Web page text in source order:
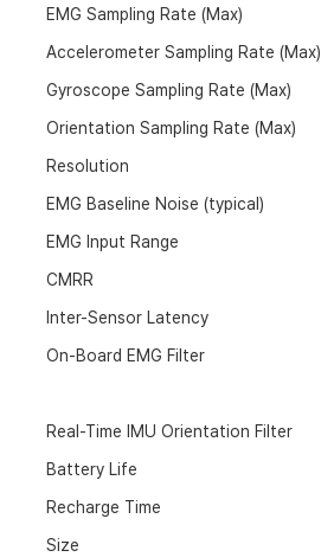
EMG Sampling Rate (Max)
Accelerometer Sampling Rate (Max)
Gyroscope Sampling Rate (Max)
Orientation Sampling Rate (Max)
Resolution
EMG Baseline Noise (typical)
EMG Input Range
CMRR
Inter-Sensor Latency
On-Board EMG Filter
Real-Time IMU Orientation Filter
Battery Life
Recharge Time
Size